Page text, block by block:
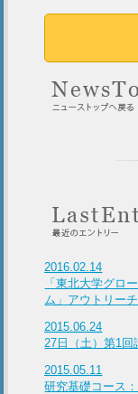
2016.02.14
「東北大学グロ
ム」アウトリー
2015.06.24
27日（土）第1
2015.05.11
研究基礎コース